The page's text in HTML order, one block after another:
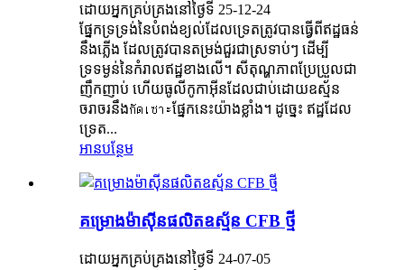
ដោយអ្នកគ្រប់គ្រងនៅថ្ងៃទី 25-12-24
ផ្នែកទ្រទ្រង់នៃបំពង់ខ្យល់ដែលទ្រេតត្រូវបានធ្វើពីឥដ្ឋធន់
នឹងភ្លើង ដែលត្រូវបានតម្រង់ជួរជាស្រទាប់ៗ ដើម្បី
ទ្រទម្ងន់នៃកំរាលឥដ្ឋខាងលើ។ សីតុណ្ហភាពប្រែប្រួលជា
ញឹកញាប់ ហើយធូលីកូកាអ៊ីនដែលជាប់ដោយឧស្ម័ន
ចរាចរនឹងกัดเซาะផ្នែកនេះយ៉ាងខ្លាំង។ ដូច្នេះ ឥដ្ឋដែល
ទ្រេត...
អានបន្ថែម
គម្រោង​ម៉ាស៊ីន​ផលិត​ឧស្ម័ន CFB ថ្មី
ដោយអ្នកគ្រប់គ្រងនៅថ្ងៃទី 24-07-05